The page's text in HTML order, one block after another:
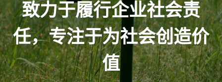
致力于履行企业社会责
任，专注于为社会创造价
值